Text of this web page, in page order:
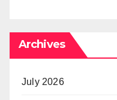
Archives
July 2026